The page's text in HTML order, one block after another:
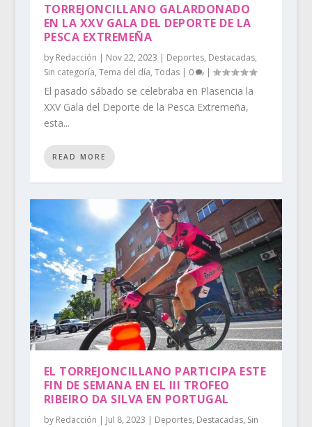
TORREJONCILLANO GALARDONADO
EN LA XXV GALA DEL DEPORTE DE LA
PESCA EXTREMEÑA
by Redacción | Nov 22, 2023 | Deportes, Destacadas,
Sin categoría, Tema del día, Todas| 0 |
El pasado sábado se celebraba en Plasencia la
XXV Gala del Deporte de la Pesca Extremeña,
esta...
READ MORE
EL TORREJONCILLANO PARTICIPA ESTE
FIN DE SEMANA EN EL III TROFEO
RIBEIRO DA SILVA EN PORTUGAL
by Redacción | Jul 8, 2023 | Deportes, Destacadas, Sin